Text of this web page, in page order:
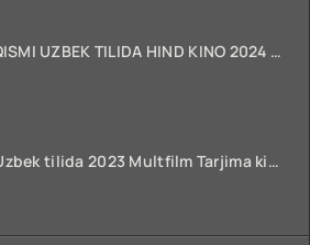
SALAAR 2 QISMI UZBEK TILIDA HIND KINO 2024 TARJIMA 720p HD Skachat
O'lik Kelin Uzbek tilida 2023 Multfilm Tarjima kino skachat